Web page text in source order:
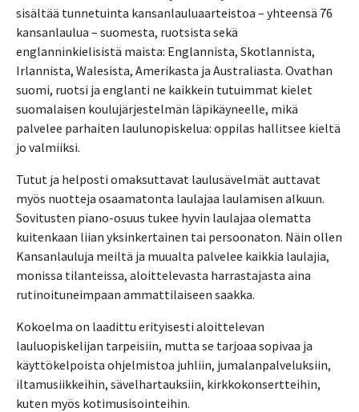
sisältää tunnetuinta kansanlauluaarteistoa – yhteensä 76
kansanlaulua – suomesta, ruotsista sekä
englanninkielisistä maista: Englannista, Skotlannista,
Irlannista, Walesista, Amerikasta ja Australiasta. Ovathan
suomi, ruotsi ja englanti ne kaikkein tutuimmat kielet
suomalaisen koulujärjestelmän läpikäyneelle, mikä
palvelee parhaiten laulunopiskelua: oppilas hallitsee kieltä
jo valmiiksi.
Tutut ja helposti omaksuttavat laulusävelmät auttavat
myös nuotteja osaamatonta laulajaa laulamisen alkuun.
Sovitusten piano-osuus tukee hyvin laulajaa olematta
kuitenkaan liian yksinkertainen tai persoonaton. Näin ollen
Kansanlauluja meiltä ja muualta palvelee kaikkia laulajia,
monissa tilanteissa, aloittelevasta harrastajasta aina
rutinoituneimpaan ammattilaiseen saakka.
Kokoelma on laadittu erityisesti aloittelevan
lauluopiskelijan tarpeisiin, mutta se tarjoaa sopivaa ja
käyttökelpoista ohjelmistoa juhliin, jumalanpalveluksiin,
iltamusiikkeihin, sävelhartauksiin, kirkkokonsertteihin,
kuten myös kotimusisointeihin.